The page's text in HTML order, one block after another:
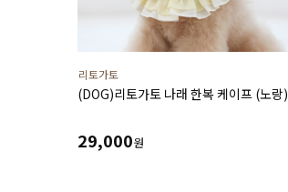
리토가토
(DOG)리토가토 나래 한복 케이프 (노랑)
29,000원